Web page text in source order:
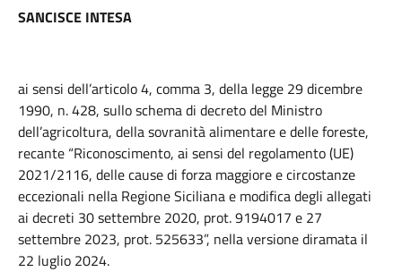
SANCISCE INTESA
ai sensi dell’articolo 4, comma 3, della legge 29 dicembre
1990, n. 428, sullo schema di decreto del Ministro
dell’agricoltura, della sovranità alimentare e delle foreste,
recante “Riconoscimento, ai sensi del regolamento (UE)
2021/2116, delle cause di forza maggiore e circostanze
eccezionali nella Regione Siciliana e modifica degli allegati
ai decreti 30 settembre 2020, prot. 9194017 e 27
settembre 2023, prot. 525633”, nella versione diramata il
22 luglio 2024.